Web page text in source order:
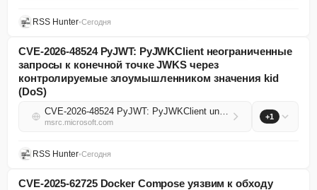
RSS Hunter•Сегодня
CVE-2026-48524 PyJWT: PyJWKClient неограниченные
запросы к конечной точке JWKS через
контролируемые злоумышленником значения kid
(DoS)
CVE-2026-48524 PyJWT: PyJWKClient unbounded JWKS endpoint requests via attacker-controlled kid values (DoS)
msrc.microsoft.com
+1
RSS Hunter•Сегодня
CVE-2025-62725 Docker Compose уязвим к обходу